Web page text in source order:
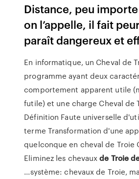
Distance, peu
on l’appelle, il fait
paraît dangereux et
En informatique, un Cheval de
programme ayant deux
comportement apparent utile
futile) et une charge Cheval de
Définition Faute universelle
terme Transformation d'une
quelconque en cheval de Troie
Eliminez les chevauxde Troie
...système: chevaux de Troie,